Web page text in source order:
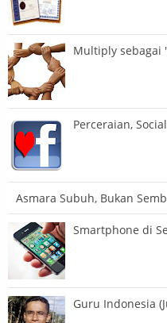
Multiply sebagai
Perceraian,
Asmara Subuh, Bukan
Smartphone di
Guru Indonesia